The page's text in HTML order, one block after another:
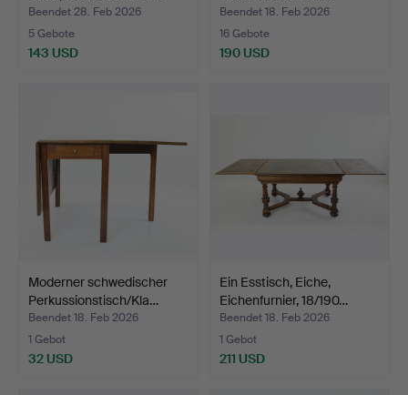
Beendet 28. Feb 2026
5 Gebote
143 USD
Beendet 18. Feb 2026
16 Gebote
190 USD
Moderner schwedischer
Perkussionstisch/Kla…
Beendet 18. Feb 2026
1 Gebot
32 USD
Ein Esstisch, Eiche,
Eichenfurnier, 18/190…
Beendet 18. Feb 2026
1 Gebot
211 USD